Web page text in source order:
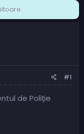
#1
de Poliție